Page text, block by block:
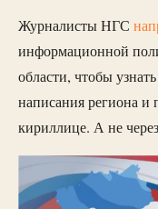
Журналисты НГС
информационной
области, чтобы
написания региона и
кириллице. А не